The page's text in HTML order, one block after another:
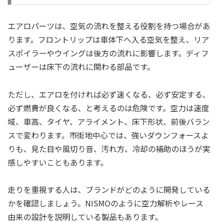
エアロパーツは、空気の流れを整える役割を持つ場合があ
ります。フロントリップは車体下へ入る空気を整え、リア
スポイラーやウイングは後方の流れに影響します。ディフ
ューザーは床下の流れに関わる部品です。
ただし、エアロを付ければ必ず速くなる、必ず安定する、
必ず燃費が良くなる、と考えるのは危険です。空力は速度
域、車高、タイヤ、アライメント、床下形状、前後バラン
スで変わります。市街地中心では、強いダウンフォースよ
りも、見た目や風切り音、汚れ方、冷却の補助のほうが実
感しやすいこともあります。
走りを重視する人は、ブランドがどのように開発している
かを確認しましょう。NISMOのように空力解析やレース
由来の設計を説明している製品もあります。